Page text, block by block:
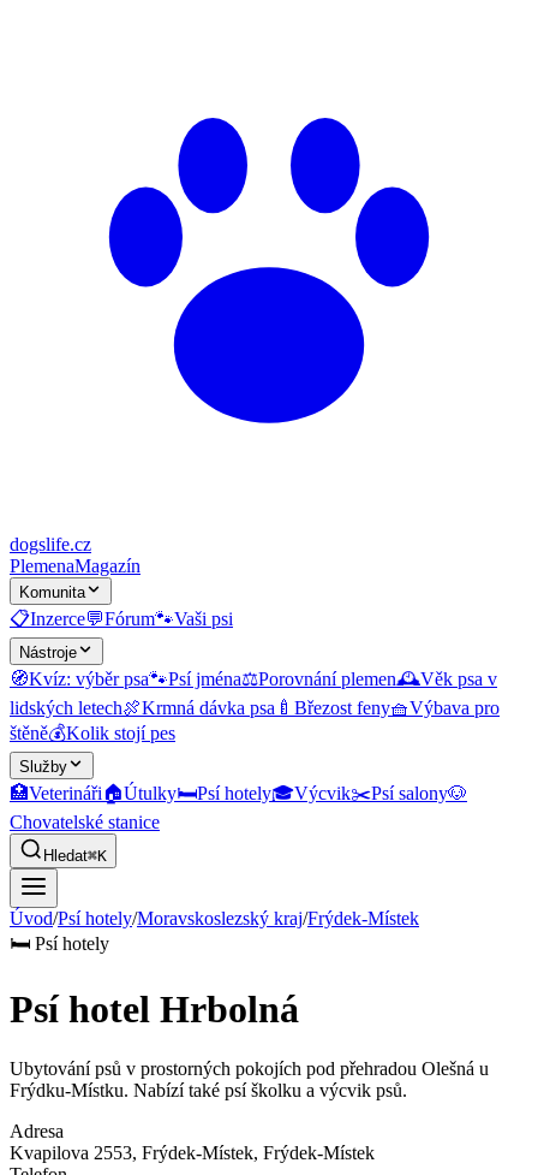
dogslife.cz
PlemenaMagazín
Komunita
📋Inzerce💬Fórum🐾Vaši psi
Nástroje
🧭Kvíz: výběr psa🐾Psí jména⚖️Porovnání plemen🕰️Věk psa v
lidských letech🍖Krmná dávka psa 🍼 Březost feny🧺Výbava pro
štěně💰Kolik stojí pes
Služby
🏥Veterináři🏠Útulky🛏️Psí hotely🎓Výcvik✂️Psí salony🐶
Chovatelské stanice
Hledat⌘K
Úvod/Psí hotely/Moravskoslezský kraj/Frýdek-Místek
🛏️ Psí hotely
Psí hotel Hrbolná
Ubytování psů v prostorných pokojích pod přehradou Olešná u
Frýdku-Místku. Nabízí také psí školku a výcvik psů.
Adresa
Kvapilova 2553, Frýdek-Místek, Frýdek-Místek